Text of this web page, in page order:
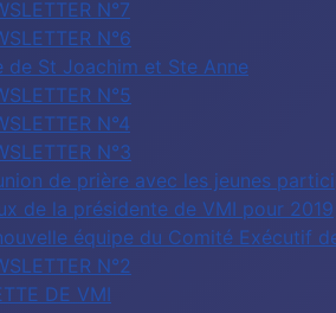
N°7
N°6
de St Joachim et Ste Anne
N°5
N°4
N°3
de prière avec les jeunes
de la présidente de VMI pour 2019
équipe du Comité Exécutif
N°2
DE VMI